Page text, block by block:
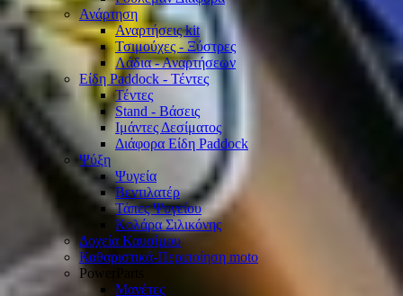
Ανάρτηση
Αναρτήσεις kit
Τσιμούχες - Ξύστρες
Λάδια - Αναρτήσεων
Είδη Paddock - Τέντες
Τέντες
Stand - Βάσεις
Ιμάντες Δεσίματος
Διάφορα Είδη Paddock
Ψύξη
Ψυγεία
Βεντιλατέρ
Τάπες Ψυγείου
Κολάρα Σιλικόνης
Δοχεία Καυσίμου
Καθαριστικά-Περιποίηση moto
PowerParts
Μανέτες